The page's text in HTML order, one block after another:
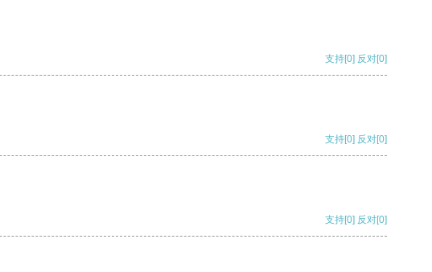
支持[0] 反对[0]
支持[0] 反对[0]
支持[0] 反对[0]